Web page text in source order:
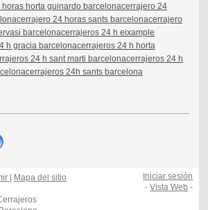
horta guinardo barcelonacerrajero 24
cerrajero 24 horas sants barcelonacerrajero
barcelonacerrajeros 24 h eixample
h gracia barcelonacerrajeros 24 h horta
24 h sant marti barcelonacerrajeros 24 h
cerrajeros 24h sants barcelona
Mapa del sitio
Iniciar sesión
-Vista Web -